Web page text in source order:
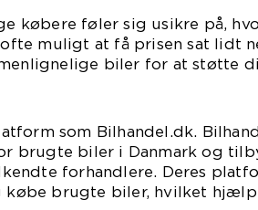
købere føler sig usikre på,
muligt at få prisen sat lidt
biler for at støtte
som Bilhandel.dk.
brugte biler i Danmark og
forhandlere. Deres
købe brugte biler, hvilket